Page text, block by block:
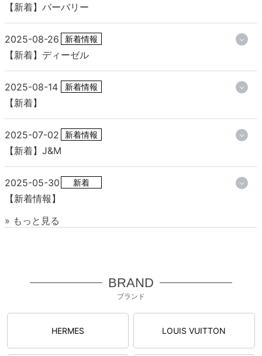
【新着】バーバリー
2025-08-26 新着情報
【新着】ディーゼル
2025-08-14 新着情報
【新着】
2025-07-02 新着情報
【新着】J&M
2025-05-30 新着
【新着情報】
» もっと見る
BRAND
ブランド
HERMES LOUIS VUITTON